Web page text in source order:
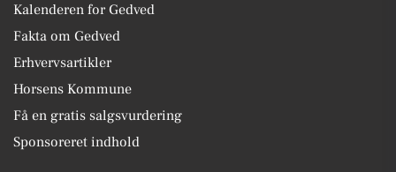
Kalenderen for Gedved
Fakta om Gedved
Erhvervsartikler
Horsens Kommune
Få en gratis salgsvurdering
Sponsoreret indhold